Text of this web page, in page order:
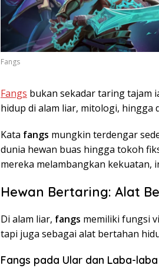
Fangs
Fangs bukan sekadar taring tajam
hidup di alam liar, mitologi, hingga
Kata fangs mungkin terdengar
dunia hewan buas hingga tokoh
mereka melambangkan kekuatan,
Hewan Bertaring: Alat
Di alam liar, fangs memiliki fungsi
tapi juga sebagai alat bertahan
Fangs pada Ular dan Laba-laba